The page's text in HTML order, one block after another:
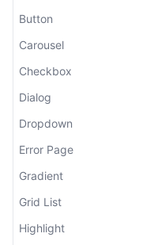
Button
Carousel
Checkbox
Dialog
Dropdown
Error Page
Gradient
Grid List
Highlight